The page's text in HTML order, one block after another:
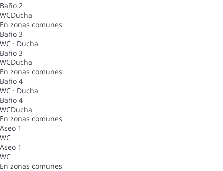
Baño 2
WCDucha
En zonas comunes
Baño 3
WC · Ducha
Baño 3
WCDucha
En zonas comunes
Baño 4
WC · Ducha
Baño 4
WCDucha
En zonas comunes
Aseo 1
WC
Aseo 1
WC
En zonas comunes